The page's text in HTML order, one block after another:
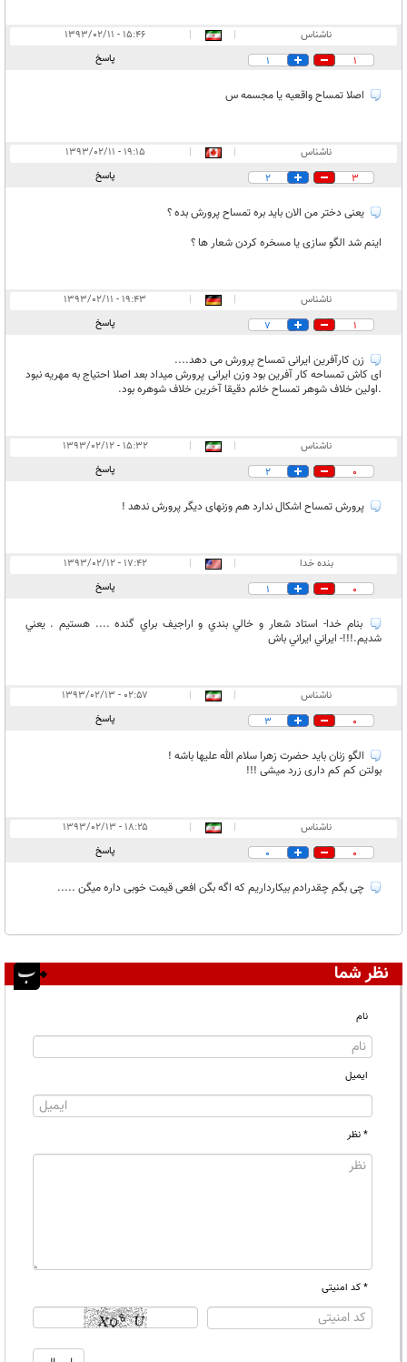
ناشناس |
|
۱۵:۴۶ - ۱۳۹۳/۰۲/۱۱
1
1 پاسخ
اصلا تمساح واقعیه یا مجسمه س
ناشناس |
|
۱۹:۱۵ - ۱۳۹۳/۰۲/۱۱
3
2 پاسخ
یعنی دختر من الان باید بره تمساح پرورش بده ؟
اینم شد الگو سازی یا مسخره کردن شعار ها ؟
ناشناس |
|
۱۹:۴۳ - ۱۳۹۳/۰۲/۱۱
1
7 پاسخ
زن کارآفرین ایرانی تمساح پرورش می دهد....
ای کاش تمساحه کار آفرین بود وزن ایرانی پرورش میداد بعد اصلا احتیاج به مهریه نبود
.اولین خلاف شوهر تمساح خانم دقیقا آخرین خلاف شوهره بود.
ناشناس |
|
۱۵:۳۲ - ۱۳۹۳/۰۲/۱۲
0
2 پاسخ
پرورش تمساح اشکال ندارد هم وزنهای دیگر پرورش ندهد !
بنده خدا |
|
۱۷:۴۲ - ۱۳۹۳/۰۲/۱۲
0
1 پاسخ
بنام خدا- استاد شعار و خالي بندي و اراجيف براي گنده .... هستيم . يعني
شديم.!!!- ايراني ايراني باش
ناشناس |
|
۰۲:۵۷ - ۱۳۹۳/۰۲/۱۳
0
3 پاسخ
الگو زنان باید حضرت زهرا سلام الله علیها باشه !
بولتن کم کم داری زرد میشی !!!
ناشناس |
|
۱۸:۲۵ - ۱۳۹۳/۰۲/۱۳
0
0 پاسخ
چی بگم چقدرادم بیکارداریم که اگه بگن افعی قیمت خوبی داره میگن .....
نظر شما
نام
ایمیل
* نظر
* کد امنیتی